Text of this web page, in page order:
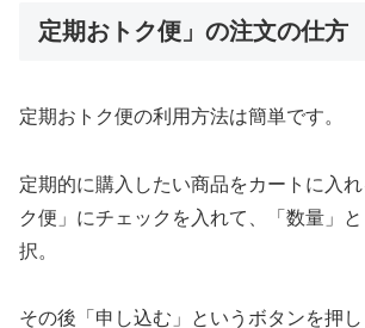
定期おトク便」の注文の仕方
定期おトク便の利用方法は簡単です。
定期的に購入したい商品をカートに入
ク便」にチェックを入れて、「数量」
択。
その後「申し込む」というボタンを押し